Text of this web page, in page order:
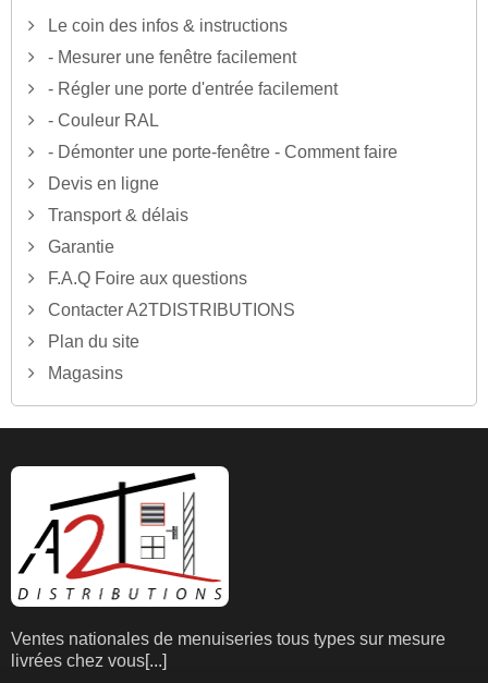
Le coin des infos & instructions
- Mesurer une fenêtre facilement
- Régler une porte d'entrée facilement
- Couleur RAL
- Démonter une porte-fenêtre - Comment faire
Devis en ligne
Transport & délais
Garantie
F.A.Q Foire aux questions
Contacter A2TDISTRIBUTIONS
Plan du site
Magasins
Ventes nationales de menuiseries tous types sur mesure
livrées chez vous[...]